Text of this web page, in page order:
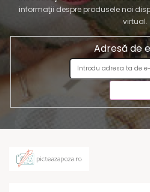
informaţii despre produsele noi
virtual.
Adresă de